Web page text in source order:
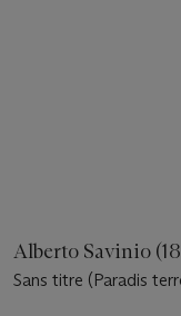
Alberto Savinio
Sans titre (Paradis